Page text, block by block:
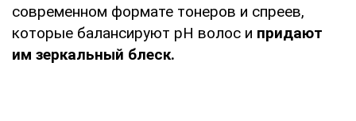
современном формате тонеров и спреев,
которые балансируют pH волос и придают
им зеркальный блеск.